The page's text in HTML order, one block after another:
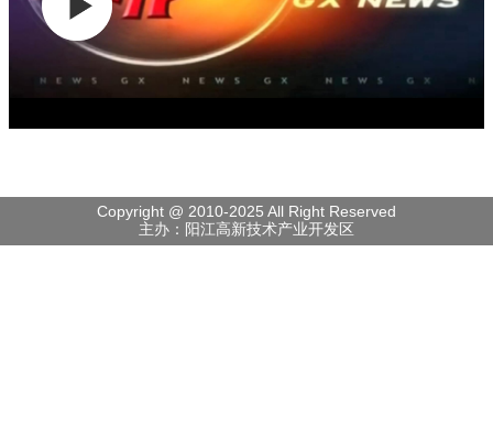
Copyright @ 2010-2025 All Right Reserved
主办：阳江高新技术产业开发区